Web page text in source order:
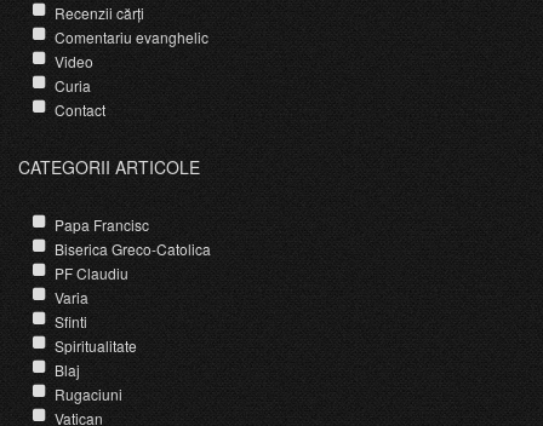
Recenzii cărți
Comentariu evanghelic
Video
Curia
Contact
CATEGORII ARTICOLE
Papa Francisc
Biserica Greco-Catolica
PF Claudiu
Varia
Sfinti
Spiritualitate
Blaj
Rugaciuni
Vatican